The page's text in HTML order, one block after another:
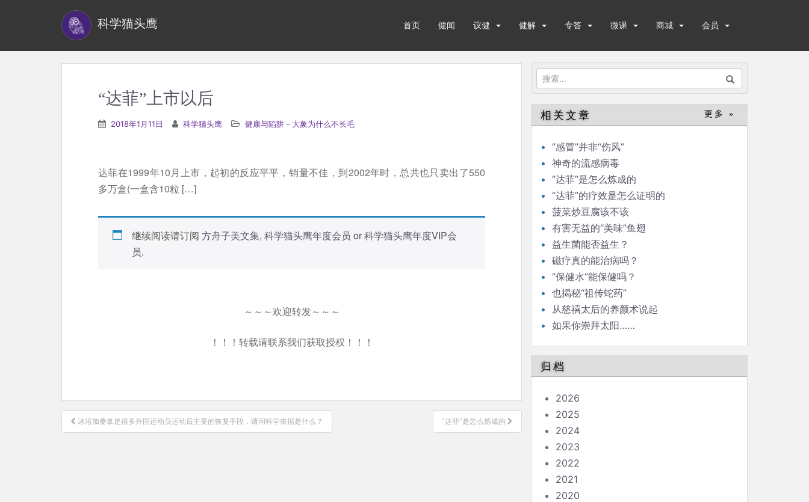
科学猫头鹰 首页 健闻 议健 健解 专答 微课 商城 会员
搜
索：
“达菲”上市以后
2018年1月11日 科学猫头鹰 健康与陷阱－大象为什么不长毛
达菲在1999年10月上市，起初的反应平平，销量不佳，到2002年时，总共也只卖出了550
多万盒(一盒含10粒 […]
继续阅读请订阅 方舟子美文集, 科学猫头鹰年度会员 or科学猫头鹰年度VIP会
员.
～～～欢迎转发～～～
！！！转载请联系我们获取授权！！！
文
章
冰浴加桑拿是很多外国运动员运动后主要的恢复手段，请问科学依据是什么？ “达菲”是怎么炼成的
相关文章 更多 »
“感冒”并非“伤风”
神奇的流感病毒
“达菲”是怎么炼成的
“达菲”的疗效是怎么证明的
菠菜炒豆腐该不该
有害无益的“美味”鱼翅
益生菌能否益生？
磁疗真的能治病吗？
“保健水”能保健吗？
也揭秘“祖传蛇药”
从慈禧太后的养颜术说起
如果你崇拜太阳……
归档
2026
2025
2024
2023
2022
2021
2020